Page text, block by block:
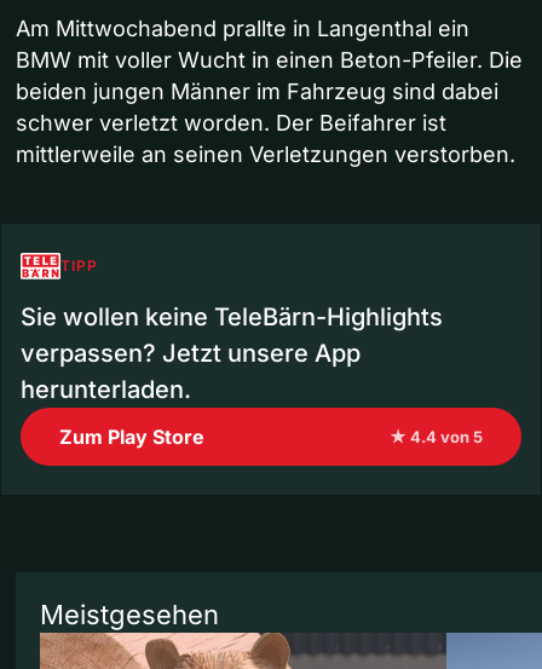
Am Mittwochabend prallte in Langenthal ein
BMW mit voller Wucht in einen Beton-Pfeiler. Die
beiden jungen Männer im Fahrzeug sind dabei
schwer verletzt worden. Der Beifahrer ist
mittlerweile an seinen Verletzungen verstorben.
TIPP
Sie wollen keine TeleBärn-Highlights
verpassen? Jetzt unsere App
herunterladen.
Zum Play Store ★ 4.4 von 5
Meistgesehen